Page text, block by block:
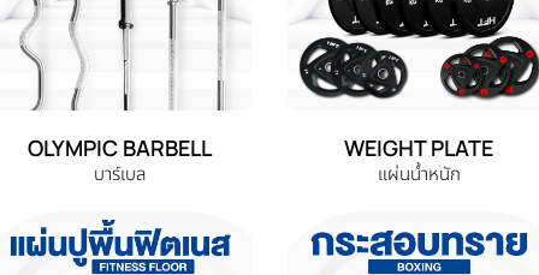
OLYMPIC BARBELL
บาร์เบล
WEIGHT PLATE
แผ่นน้ำหนัก